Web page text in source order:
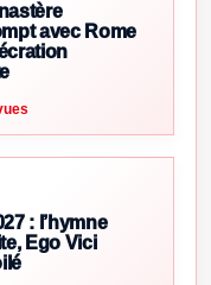
avec Rome
: l’hymne
Ego Vici